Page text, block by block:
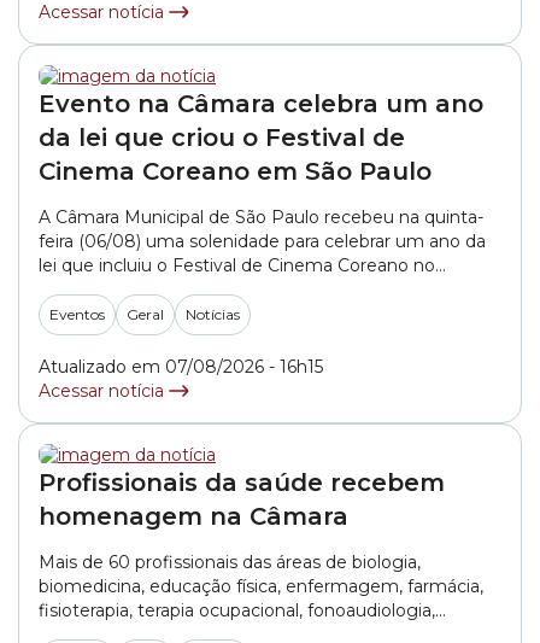
Acessar notícia
Evento na Câmara celebra um ano
da lei que criou o Festival de
Cinema Coreano em São Paulo
A Câmara Municipal de São Paulo recebeu na quinta-
feira (06/08) uma solenidade para celebrar um ano da
lei que incluiu o Festival de Cinema Coreano no
calendário oficial de eventos da cidade. A iniciativa
contou com o apoio do vereador Dheison Silva (PT). O
evento destacou a importância do festival para a
difusão da cultura... »
Eventos Geral Notícias
Atualizado em 07/08/2026 - 16h15
Acessar notícia
Profissionais da saúde recebem
homenagem na Câmara
Mais de 60 profissionais das áreas de biologia,
biomedicina, educação física, enfermagem, farmácia,
fisioterapia, terapia ocupacional, fonoaudiologia,
medicina, medicina veterinária, nutrição, odontologia,